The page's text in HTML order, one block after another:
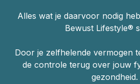
Alles wat je daarvoor nodig
Bewust Lifestyle®
Door je zelfhelende vermogen
de controle terug over jouw
gezondheid.